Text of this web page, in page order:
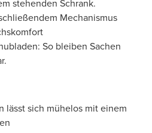
stehenden Schrank.
Mechanismus
So bleiben Sachen
lässt sich mühelos mit einem